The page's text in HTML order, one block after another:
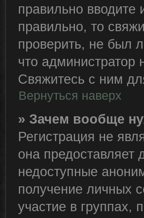
правильно вводите
правильно, то
проверить, не был
что
Свяжитесь с ним
Вернуться наверх
» Зачем вообще
Регистрация не
она предоставляет
недоступные
получение личных
участие в группах,